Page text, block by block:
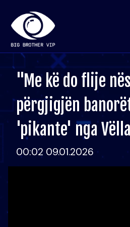
"Me kë do flije
përgjigjën
'pikante' nga
00:02 09.01.2026